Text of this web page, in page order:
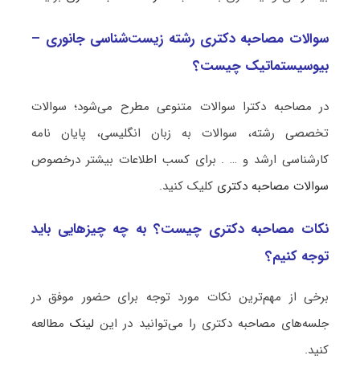
سوالات مصاحبه دکتری رشته زیست‌شناسی جانوری –
بیوسیستماتیک چیست؟
در مصاحبه دکترا سوالات متنوعی مطرح می‌شود؛ سوالات
تخصصی رشته، سوالات به زبان انگلیسی، پایان نامه
کارشناسی ارشد و … . برای کسب اطلاعات بیشتر درخصوص
سوالات مصاحبه دکتری کلیک کنید.
نکات مصاحبه دکتری چیست؟ به چه چیزهایی باید
توجه کنیم؟
برخی از مهم‌ترین نکات مورد توجه برای حضور موفق در
جلسه‌های مصاحبه دکتری را می‌توانید در این لینکمطالعه
کنید.